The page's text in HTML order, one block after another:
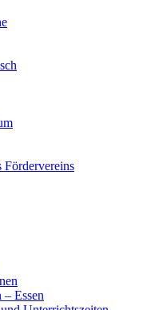
Fördervereins
Essen